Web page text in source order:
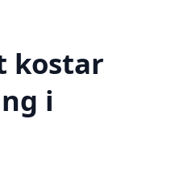
kostar
i